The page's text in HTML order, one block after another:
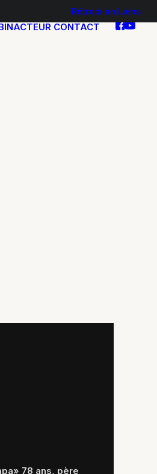
Rétrobilan Liens
CONTACT
78 ans, père